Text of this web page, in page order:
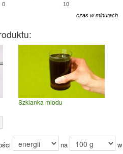
0 10
czas w minutach
Szklanka miodu
na